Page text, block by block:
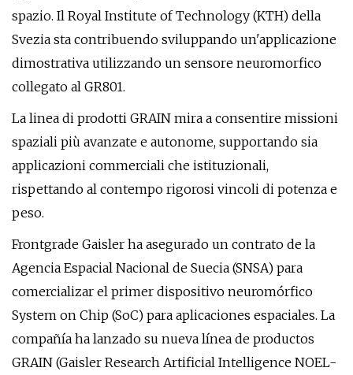
spazio. Il Royal Institute of Technology (KTH) della
Svezia sta contribuendo sviluppando un'applicazione
dimostrativa utilizzando un sensore neuromorfico
collegato al GR801.
La linea di prodotti GRAIN mira a consentire missioni
spaziali più avanzate e autonome, supportando sia
applicazioni commerciali che istituzionali,
rispettando al contempo rigorosi vincoli di potenza e
peso.
Frontgrade Gaisler ha asegurado un contrato de la
Agencia Espacial Nacional de Suecia (SNSA) para
comercializar el primer dispositivo neuromórfico
System on Chip (SoC) para aplicaciones espaciales. La
compañía ha lanzado su nueva línea de productos
GRAIN (Gaisler Research Artificial Intelligence NOEL-